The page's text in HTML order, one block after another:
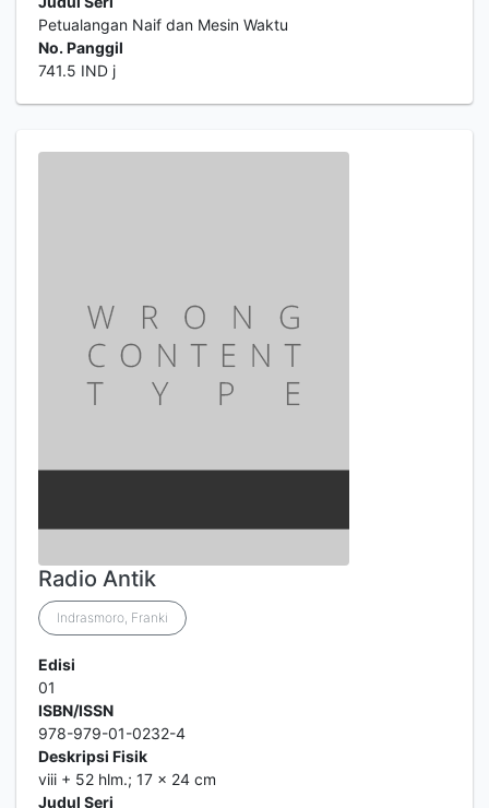
Petualangan Naif dan Mesin Waktu
No. Panggil
741.5 IND j
Radio Antik
Indrasmoro, Franki
Edisi
01
ISBN/ISSN
978-979-01-0232-4
Deskripsi Fisik
viii + 52 hlm.; 17 x 24 cm
Judul Seri